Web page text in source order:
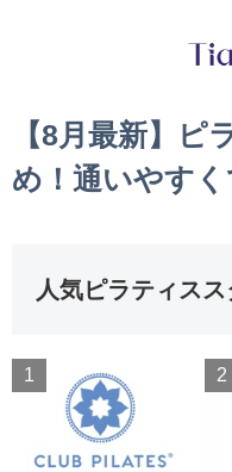
【8月最新】ピ
め！通いやす
人気ピラティス
1 2